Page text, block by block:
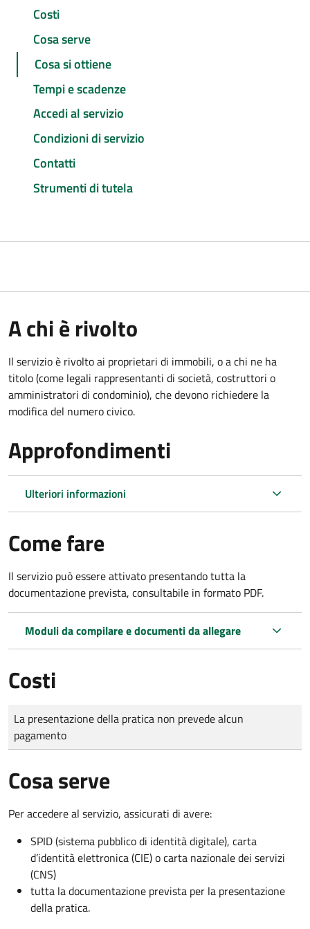
Costi
Cosa serve
Cosa si ottiene
Tempi e scadenze
Accedi al servizio
Condizioni di servizio
Contatti
Strumenti di tutela
A chi è rivolto
Il servizio è rivolto ai proprietari di immobili, o a chi ne ha
titolo (come legali rappresentanti di società, costruttori o
amministratori di condominio), che devono richiedere la
modifica del numero civico.
Approfondimenti
Ulteriori informazioni
Come fare
Il servizio può essere attivato presentando tutta la
documentazione prevista, consultabile in formato PDF.
Moduli da compilare e documenti da allegare
Costi
Tipo di pagamento
Importo
La presentazione della pratica non prevede alcun
pagamento
Cosa serve
Per accedere al servizio, assicurati di avere:
SPID (sistema pubblico di identità digitale), carta
d’identità elettronica (CIE) o carta nazionale dei servizi
(CNS)
tutta la documentazione prevista per la presentazione
della pratica.